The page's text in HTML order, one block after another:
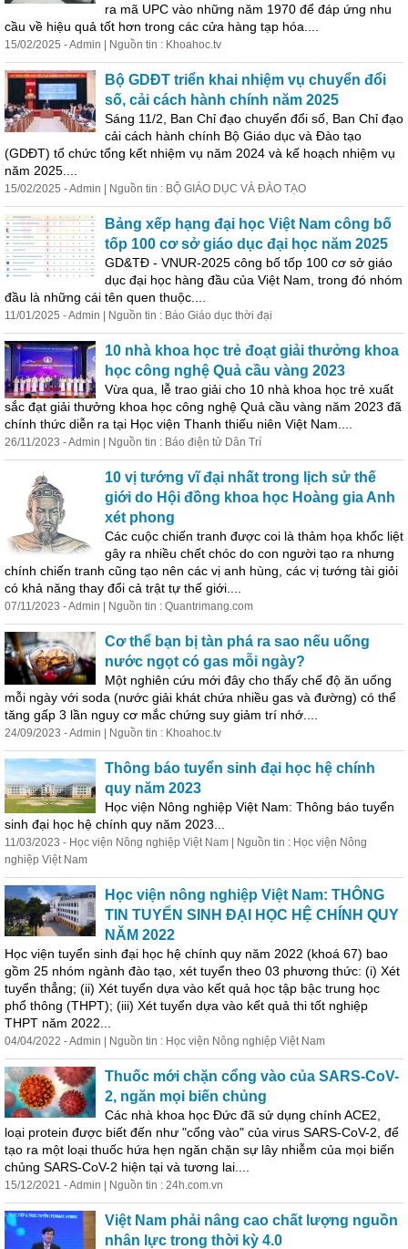
ra mã UPC vào những năm 1970 để đáp ứng nhu
cầu về hiệu quả tốt hơn trong các cửa hàng tạp hóa....
15/02/2025 - Admin | Nguồn tin : Khoahoc.tv
Bộ GDĐT triển khai nhiệm vụ chuyển đổi
số, cải cách hành chính năm 2025
Sáng 11/2, Ban Chỉ đạo chuyển đổi số, Ban Chỉ đạo
cải cách hành chính Bộ Giáo dục và Đào tạo
(GDĐT) tổ chức tổng kết nhiệm vụ năm 2024 và kế hoạch nhiệm vụ
năm 2025....
15/02/2025 - Admin | Nguồn tin : BỘ GIÁO DỤC VÀ ĐÀO TẠO
Bảng xếp hạng đại học Việt Nam công bố
tốp 100 cơ sở giáo dục đại học năm 2025
GD&TĐ - VNUR-2025 công bố tốp 100 cơ sở giáo
dục đại học hàng đầu của Việt Nam, trong đó nhóm
đầu là những cái tên quen thuộc....
11/01/2025 - Admin | Nguồn tin : Báo Giáo dục thời đại
10 nhà khoa học trẻ đoạt giải thưởng khoa
học công nghệ Quả cầu vàng 2023
Vừa qua, lễ trao giải cho 10 nhà khoa học trẻ xuất
sắc đạt giải thưởng khoa học công nghệ Quả cầu vàng năm 2023 đã
chính thức diễn ra tại Học viện Thanh thiếu niên Việt Nam....
26/11/2023 - Admin | Nguồn tin : Báo điện tử Dân Trí
10 vị tướng vĩ đại nhất trong lịch sử thế
giới do Hội đồng khoa học Hoàng gia Anh
xét phong
Các cuộc chiến tranh được coi là thảm họa khốc liệt
gây ra nhiều chết chóc do con người tạo ra nhưng
chính chiến tranh cũng tạo nên các vị anh hùng, các vị tướng tài giỏi
có khả năng thay đổi cả trật tự thế giới....
07/11/2023 - Admin | Nguồn tin : Quantrimang.com
Cơ thể bạn bị tàn phá ra sao nếu uống
nước ngọt có gas mỗi ngày?
Một nghiên cứu mới đây cho thấy chế độ ăn uống
mỗi ngày với soda (nước giải khát chứa nhiều gas và đường) có thể
tăng gấp 3 lần nguy cơ mắc chứng suy giảm trí nhớ....
24/09/2023 - Admin | Nguồn tin : Khoahoc.tv
Thông báo tuyển sinh đại học hệ chính
quy năm 2023
Học viện Nông nghiệp Việt Nam: Thông báo tuyển
sinh đại học hệ chính quy năm 2023...
11/03/2023 - Học viện Nông nghiệp Việt Nam | Nguồn tin : Học viện Nông
nghiệp Việt Nam
Học viện nông nghiệp Việt Nam: THÔNG
TIN TUYỂN SINH ĐẠI HỌC HỆ CHÍNH QUY
NĂM 2022
Học viện tuyển sinh đại học hệ chính quy năm 2022 (khoá 67) bao
gồm 25 nhóm ngành đào tạo, xét tuyển theo 03 phương thức: (i) Xét
tuyển thẳng; (ii) Xét tuyển dựa vào kết quả học tập bậc trung học
phổ thông (THPT); (iii) Xét tuyển dựa vào kết quả thi tốt nghiệp
THPT năm 2022...
04/04/2022 - Admin | Nguồn tin : Học viện Nông nghiệp Việt Nam
Thuốc mới chặn cổng vào của SARS-CoV-
2, ngăn mọi biến chủng
Các nhà khoa học Đức đã sử dụng chính ACE2,
loại protein được biết đến như "cổng vào" của virus SARS-CoV-2, để
tạo ra một loại thuốc hứa hẹn ngăn chặn sự lây nhiễm của mọi biến
chủng SARS-CoV-2 hiện tại và tương lai....
15/12/2021 - Admin | Nguồn tin : 24h.com.vn
Việt Nam phải nâng cao chất lượng nguồn
nhân lực trong thời kỳ 4.0